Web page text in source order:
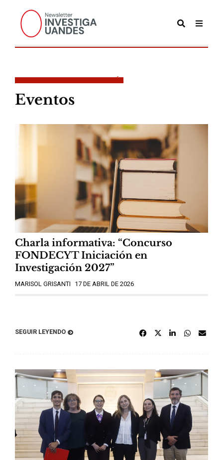
Eventos
Charla informativa: “Concurso
FONDECYT Iniciación en
Investigación 2027”
MARISOL GRISANTI 17 DE ABRIL DE 2026
SEGUIR LEYENDO